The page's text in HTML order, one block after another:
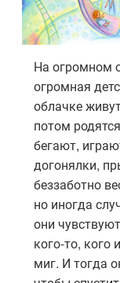
На огромном
огромная
облачке
потом
бегают,
догонялки,
беззаботно
но иногда
они
кого-то, кого
миг. И тогда